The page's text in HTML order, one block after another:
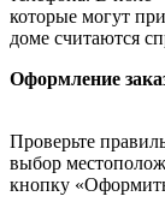
которые могут
доме считаются
Оформление
Проверьте
выбор
кнопку